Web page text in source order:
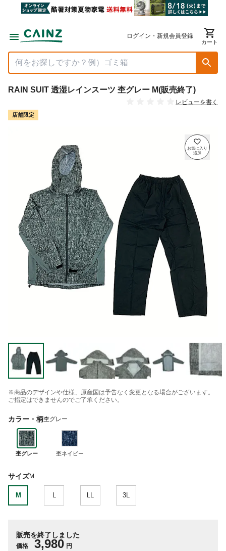
ログイン・新規会員登録
カート
RAIN SUIT 透湿レインスーツ 杢グレー M(販売終了)
レビューを書く
店舗限定
※商品のデザインや仕様、原産国は予告なく変更となる場合がございます。
ご指定はできませんのでご了承ください。
カラー・柄杢グレー
杢グレー 杢ネイビー
サイズM
M 3L
販売を終了しました
価格 3,980 円